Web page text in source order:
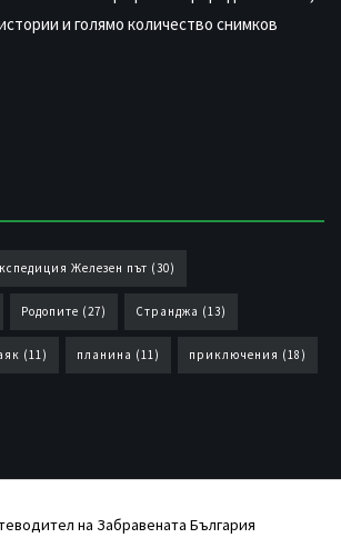
и голямо количество снимков
Железен път (30)
Родопите (27) Странджа (13)
(11) планина (11) приключения (18)
на Забравената България